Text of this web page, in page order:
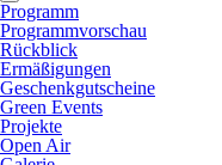
Programm
Programmvorschau
Rückblick
Ermäßigungen
Geschenkgutscheine
Green Events
Projekte
Open Air